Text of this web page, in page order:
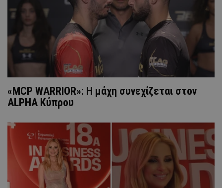
«MCP WARRIOR»: Η μάχη συνεχίζεται στον
ALPHA Κύπρου